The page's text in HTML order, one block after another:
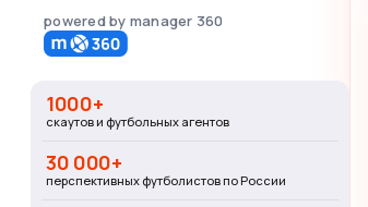
powered by manager 360
1000+
скаутов и футбольных агентов
30 000+
перспективных футболистов по России